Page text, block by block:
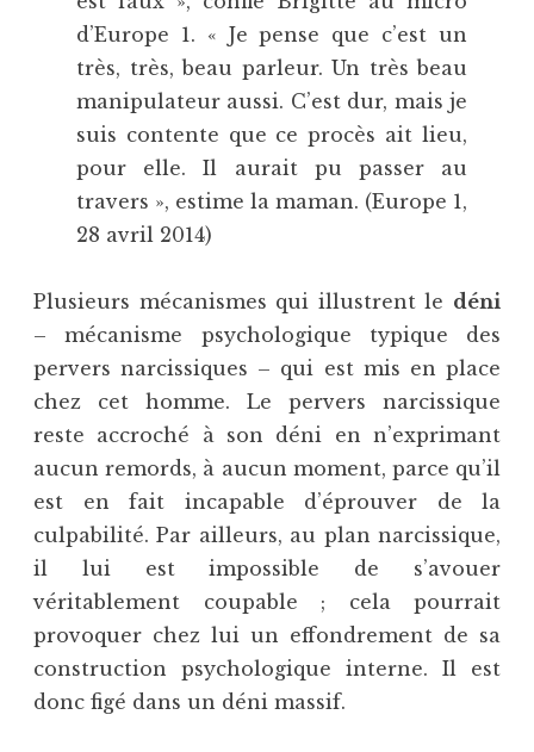
d’Europe 1. « Je pense que c’est un
très, très, beau parleur. Un très beau
manipulateur aussi. C’est dur, mais je
suis contente que ce procès ait lieu,
pour elle. Il aurait pu passer au
travers », estime la maman. (Europe 1,
28 avril 2014)
Plusieurs mécanismes qui illustrent le déni
– mécanisme psychologique typique des
pervers narcissiques – qui est mis en place
chez cet homme. Le pervers narcissique
reste accroché à son déni en n’exprimant
aucun remords, à aucun moment, parce qu’il
est en fait incapable d’éprouver de la
culpabilité. Par ailleurs, au plan narcissique,
il lui est impossible de s’avouer
véritablement coupable ; cela pourrait
provoquer chez lui un effondrement de sa
construction psychologique interne. Il est
donc figé dans un déni massif.